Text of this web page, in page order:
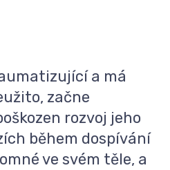
a má
začne
rozvoj jeho
během dospívání
ve svém těle, a